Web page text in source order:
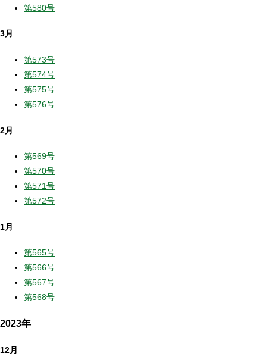
第580号
3月
第573号
第574号
第575号
第576号
2月
第569号
第570号
第571号
第572号
1月
第565号
第566号
第567号
第568号
2023年
12月